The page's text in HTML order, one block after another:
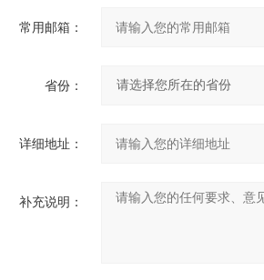
常用邮箱：
省份：
详细地址：
补充说明：